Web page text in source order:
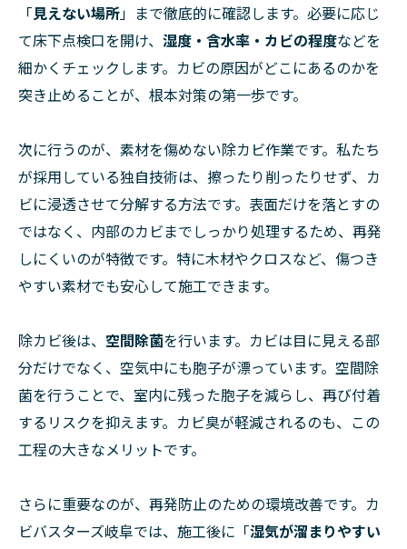
「見えない場所」まで徹底的に確認します。必要に応じ
て床下点検口を開け、 湿度・含水率・カビの程度などを
細かくチェックします。カビの原因がどこにあるのかを
突き止めることが、根本対策の第一歩です。
次に行うのが、素材を傷めない除カビ作業です。私たち
が採用している独自技術は、擦ったり削ったりせず、カ
ビに浸透させて分解する方法です。表面だけを落とすの
ではなく、内部のカビまでしっかり処理するため、再発
しにくいのが特徴です。特に木材やクロスなど、傷つき
やすい素材でも安心して施工できます。
除カビ後は、 空間除菌を行います。カビは目に見える部
分だけでなく、空気中にも胞子が漂っています。空間除
菌を行うことで、室内に残った胞子を減らし、再び付着
するリスクを抑えます。カビ臭が軽減されるのも、この
工程の大きなメリットです。
さらに重要なのが、再発防止のための環境改善です。カ
ビバスターズ岐阜では、施工後に「湿気が溜まりやすい